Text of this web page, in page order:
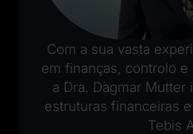
Com a sua vasta
em finanças, controlo e
a Dra. Dagmar Mutter
estruturas financeiras
Tebis